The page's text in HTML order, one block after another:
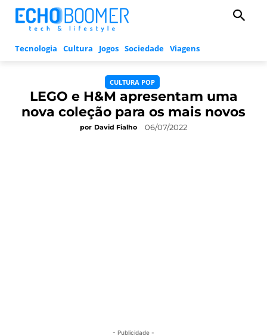
Tecnologia Cultura Jogos Sociedade Viagens
CULTURA POP
LEGO e H&M apresentam uma
nova coleção para os mais novos
por David Fialho 06/07/2022
- Publicidade -